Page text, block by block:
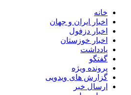
خانه
اخبار ایران و جهان
اخبار دزفول
اخبار خوزستان
یادداشت
گفتگو
پرونده ویژه
گزارش های ویدویی
ارسال خبر